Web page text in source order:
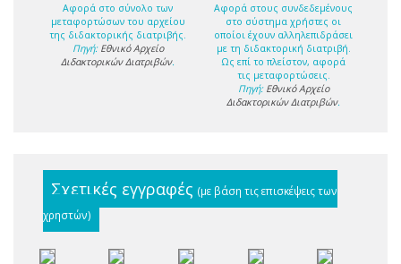
Αφορά στο σύνολο των
μεταφορτώσων του αρχείου
της διδακτορικής διατριβής.
Πηγή: Εθνικό Αρχείο
Διδακτορικών Διατριβών.
Αφορά στους συνδεδεμένους
στο σύστημα χρήστες οι
οποίοι έχουν αλληλεπιδράσει
με τη διδακτορική διατριβή.
Ως επί το πλείστον, αφορά
τις μεταφορτώσεις.
Πηγή: Εθνικό Αρχείο
Διδακτορικών Διατριβών.
Σχετικές εγγραφές (με βάση τις επισκέψεις των
χρηστών)